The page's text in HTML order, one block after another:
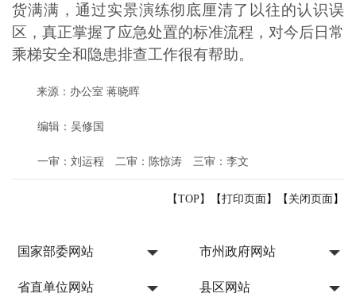
货满满，通过实景演练彻底厘清了以往的认识误
区，真正掌握了应急处置的标准流程，对今后日常
乘梯安全和隐患排查工作很有帮助。
来源：办公室 蒋晓晖
编辑：吴修国
一审：刘运程 二审：陈惊涛 三审：李文
【TOP】 【打印页面】【 关闭页面】
国家部委网站 市州政府网站
省直单位网站 县区网站